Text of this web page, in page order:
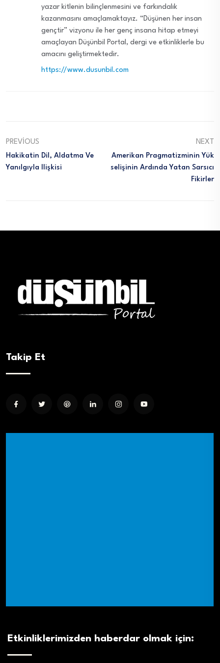
yazar kitlenin bilinçlenmesini ve farkındalık
kazanmasını amaçlamaktayız. “Düşünen her insan
gençtir” vizyonu ile her genç insana hitap etmeyi
amaçlayan Düşünbil Portal, dergi ve etkinliklerle bu
amacını geliştirmektedir.
https://www.dusunbil.com
PREVIOUS
Hakikatin Dil, Aldatma Ve
Yanılgıyla Ilişkisi
NEXT
Amerikan Pragmatizminin Yük
Selişinin Ardında Yatan Sarsıcı
Fikirler
Takip Et
Etkinliklerimizden haberdar olmak için: